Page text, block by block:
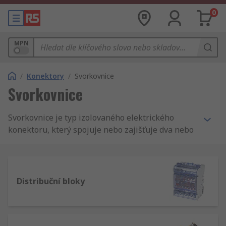
0
MPN
/ Konektory / Svorkovnice
Svorkovnice
Svorkovnice je typ izolovaného elektrického
konektoru, který spojuje nebo zajišťuje dva nebo
označované také jako svorkovnicový pás nebo
připojovací bloky, se používají v široké škále
průmyslových, komerčních, a domácích aplikací.
Distribuční bloky